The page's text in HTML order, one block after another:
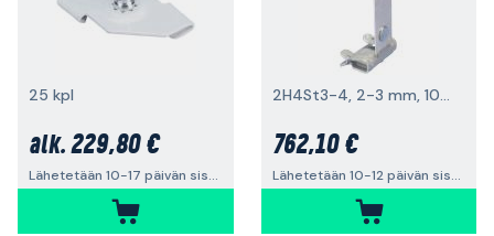
25 kpl
alk. 229,80 €
Lähetetään 10-17 päivän sisällä
2H4St3-4, 2-3 mm, 100 kpl
762,10 €
Lähetetään 10-12 päivän sisällä